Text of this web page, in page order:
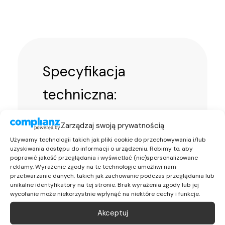
Zarządzaj swoją prywatnością
Używamy technologii takich jak pliki cookie do przechowywania i/lub
uzyskiwania dostępu do informacji o urządzeniu. Robimy to, aby
poprawić jakość przeglądania i wyświetlać (nie)spersonalizowane
reklamy. Wyrażenie zgody na te technologie umożliwi nam
przetwarzanie danych, takich jak zachowanie podczas przeglądania lub
unikalne identyfikatory na tej stronie. Brak wyrażenia zgody lub jej
wycofanie może niekorzystnie wpłynąć na niektóre cechy i funkcje.
Akceptuj
Specyfikacja
techniczna:
Producent: Dell
Numer części / oznaczenia:
03PTKC / 3PTKC
Typ:Caddy / Lift Tray 3,5″
(LFF) z adapterem na 2,5″
Obsługiwane dyski:2,5″ × 15
mm SAS / SATA / SSD w tac e